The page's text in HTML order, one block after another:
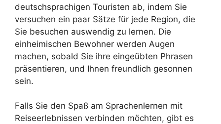
deutschsprachigen Touristen ab, indem Sie
versuchen ein paar Sätze für jede Region, die
Sie besuchen auswendig zu lernen. Die
einheimischen Bewohner werden Augen
machen, sobald Sie ihre eingeübten Phrasen
präsentieren, und Ihnen freundlich gesonnen
sein.
Falls Sie den Spaß am Sprachenlernen mit
Reiseerlebnissen verbinden möchten, gibt es